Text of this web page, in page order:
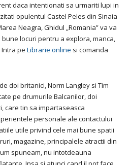
daca intentionati sa urmariti lupi in
opulentul Castel Peles din Sinaia
Neagra, Ghidul „Romania” va va
locuri pentru a explora, manca,
pe Librarie online si comanda
doi britanici, Norm Langley si Tim
pe drumurile Balcanilor, doi
care tin sa impartaseasca
personale ale contactului
utile privind cele mai bune spatii
magazine, principalele atractii din
spuneam, nu intotdeauna